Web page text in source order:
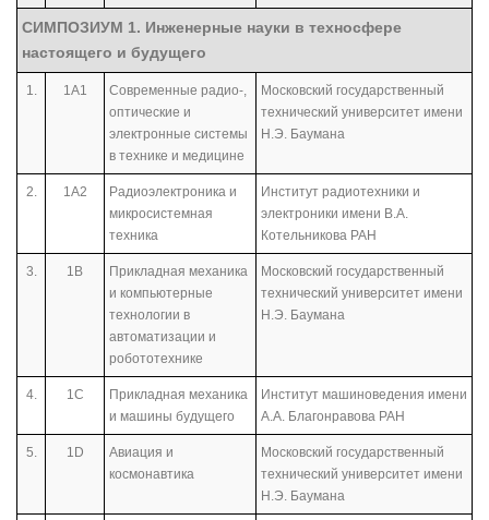
СИМПОЗИУМ 1. Инженерные науки в техносфере
настоящего и будущего
1. 1А1
Современные радио-,
оптические и
электронные системы
в технике и медицине
Московский государственный
технический университет имени
Н.Э. Баумана
2. 1А2
Радиоэлектроника и
микросистемная
техника
Институт радиотехники и
электроники имени В.А.
Котельникова РАН
3. 1В
Прикладная механика
и компьютерные
технологии в
автоматизации и
робототехнике
Московский государственный
технический университет имени
Н.Э. Баумана
4. 1С
Прикладная механика
и машины будущего
Институт машиноведения имени
А.А. Благонравова РАН
5. 1D
Авиация и
космонавтика
Московский государственный
технический университет имени
Н.Э. Баумана